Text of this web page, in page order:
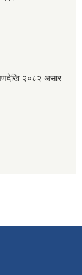
२०८२ असार